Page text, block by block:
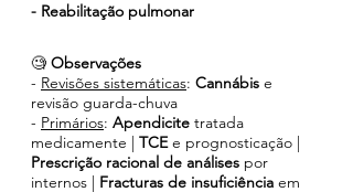
- Reabilitação pulmonar
🧐 Observações
- Revisões sistemáticas: Cannábis e
revisão guarda-chuva
- Primários: Apendicite tratada
medicamente | TCE e prognosticação |
Prescrição racional de análises por
internos | Fracturas de insuficiência em